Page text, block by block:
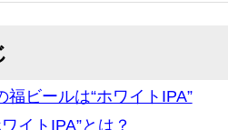
福ビールは“ホワイトIPA”
ワイトIPA”とは？